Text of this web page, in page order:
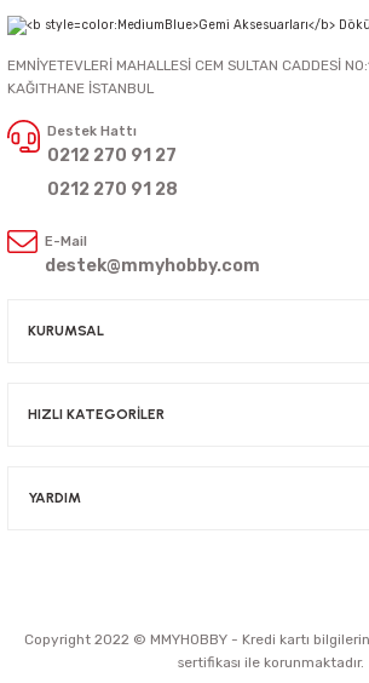
EMNİYETEVLERİ MAHALLESİ CEM SULTAN CADDESİ
KAĞITHANE İSTANBUL
Destek Hattı
0212 270 91 27
0212 270 91 28
E-Mail
destek@mmyhobby.com
KURUMSAL
HIZLI KATEGORİLER
YARDIM
Copyright 2022 © MMYHOBBY - Kredi kartı
sertifikası ile korunmaktadır.